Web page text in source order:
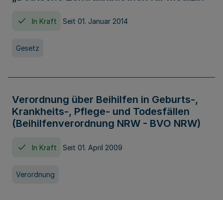
In Kraft Seit 01. Januar 2014
Gesetz
Verordnung über Beihilfen in Geburts-,
Krankheits-, Pflege- und Todesfällen
(Beihilfenverordnung NRW - BVO NRW)
In Kraft Seit 01. April 2009
Verordnung